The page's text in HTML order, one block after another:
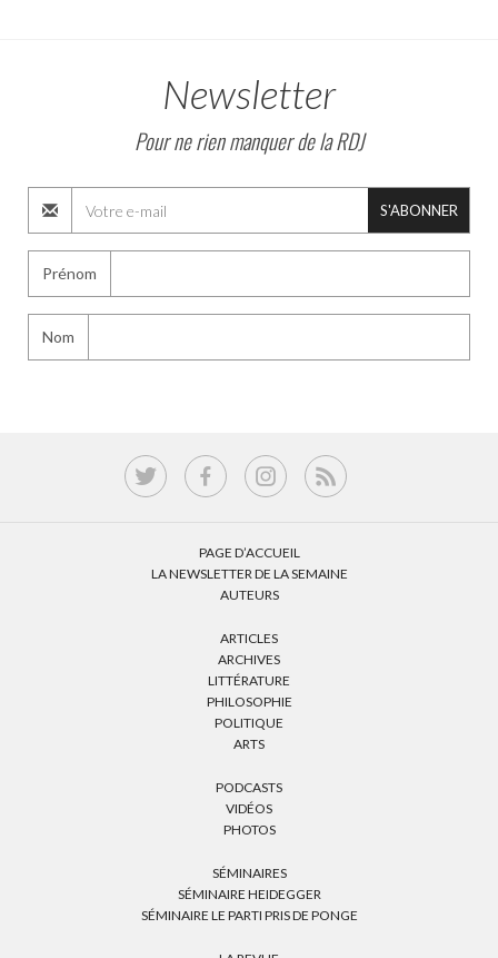
Newsletter
Pour ne rien manquer de la RDJ
S'ABONNER
Prénom
Nom
PAGE D’ACCUEIL
LA NEWSLETTER DE LA SEMAINE
AUTEURS
ARTICLES
ARCHIVES
LITTÉRATURE
PHILOSOPHIE
POLITIQUE
ARTS
PODCASTS
VIDÉOS
PHOTOS
SÉMINAIRES
SÉMINAIRE HEIDEGGER
SÉMINAIRE LE PARTI PRIS DE PONGE